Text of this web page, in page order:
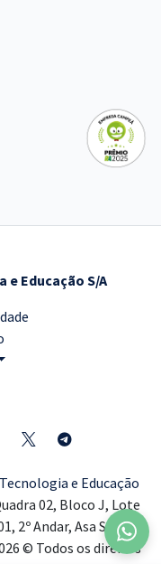
e Educação S/A
e Educação
02, Bloco J, Lote
2º Andar, Asa Sul,
© Todos os direitos